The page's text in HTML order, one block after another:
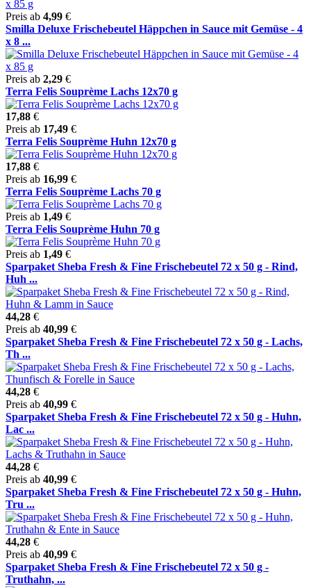
Preis ab 4,99 €
Smilla Deluxe Frischebeutel Häppchen in Sauce mit Gemüse - 4
x 8 ...
Preis ab 2,29 €
Terra Felis Souprème Lachs 12x70 g
17,88 €
Preis ab 17,49 €
Terra Felis Souprème Huhn 12x70 g
17,88 €
Preis ab 16,99 €
Terra Felis Souprème Lachs 70 g
Preis ab 1,49 €
Terra Felis Souprème Huhn 70 g
Preis ab 1,49 €
Sparpaket Sheba Fresh & Fine Frischebeutel 72 x 50 g - Rind,
Huh ...
44,28 €
Preis ab 40,99 €
Sparpaket Sheba Fresh & Fine Frischebeutel 72 x 50 g - Lachs,
Th ...
44,28 €
Preis ab 40,99 €
Sparpaket Sheba Fresh & Fine Frischebeutel 72 x 50 g - Huhn,
Lac ...
44,28 €
Preis ab 40,99 €
Sparpaket Sheba Fresh & Fine Frischebeutel 72 x 50 g - Huhn,
Tru ...
44,28 €
Preis ab 40,99 €
Sparpaket Sheba Fresh & Fine Frischebeutel 72 x 50 g -
Truthahn, ...